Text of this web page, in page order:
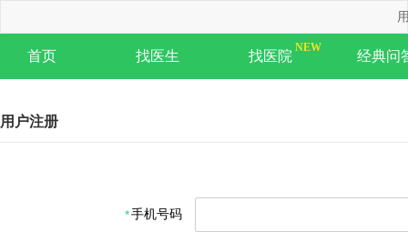
首页 找医生 找医院 经典问
用户注册
手机号码